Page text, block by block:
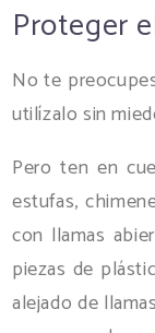
Proteger
No te
utilízalo sin
Pero ten en
estufas,
con llamas
piezas de
alejado de